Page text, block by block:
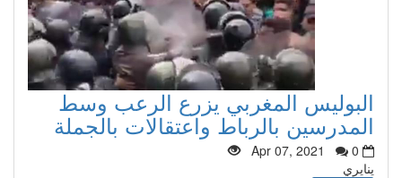
البوليس المغربي يزرع الرعب وسط
المدرسين بالرباط واعتقالات بالجملة
Apr 07, 2021
0
ينايري